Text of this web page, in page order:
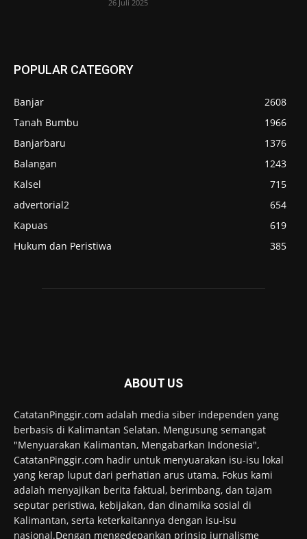
26 Juli 2025
POPULAR CATEGORY
Banjar
2608
Tanah Bumbu
1966
Banjarbaru
1376
Balangan
1243
Kalsel
715
advertorial2
654
Kapuas
619
Hukum dan Peristiwa
385
ABOUT US
CatatanPinggir.com adalah media siber independen yang
berbasis di Kalimantan Selatan. Mengusung semangat
"Menyuarakan Kalimantan, Mengabarkan Indonesia",
CatatanPinggir.com hadir untuk menyuarakan isu-isu lokal
yang kerap luput dari perhatian arus utama. Fokus kami
adalah menyajikan berita faktual, berimbang, dan tajam
seputar peristiwa, kebijakan, dan dinamika sosial di
Kalimantan, serta keterkaitannya dengan isu-isu
nasional.Dengan mengedepankan prinsip jurnalisme